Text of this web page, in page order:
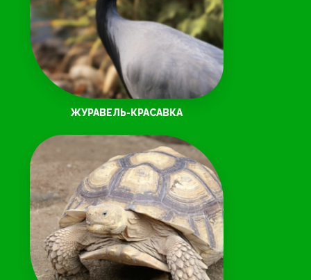
ЖУРАВЕЛЬ-КРАСАВКА